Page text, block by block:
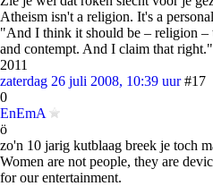
Atheism isn't a religion. It's a
"And I think it should be – religion –
and contempt. And I claim that
2011
zaterdag 26 juli 2008, 10:39 uur #17
0
EnEmA
ö
zo'n 10 jarig kutblaag breek je toch
Women are not people, they are
for our entertainment.